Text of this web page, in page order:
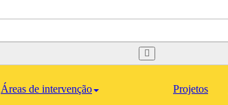
Áreas de intervenção
Projetos